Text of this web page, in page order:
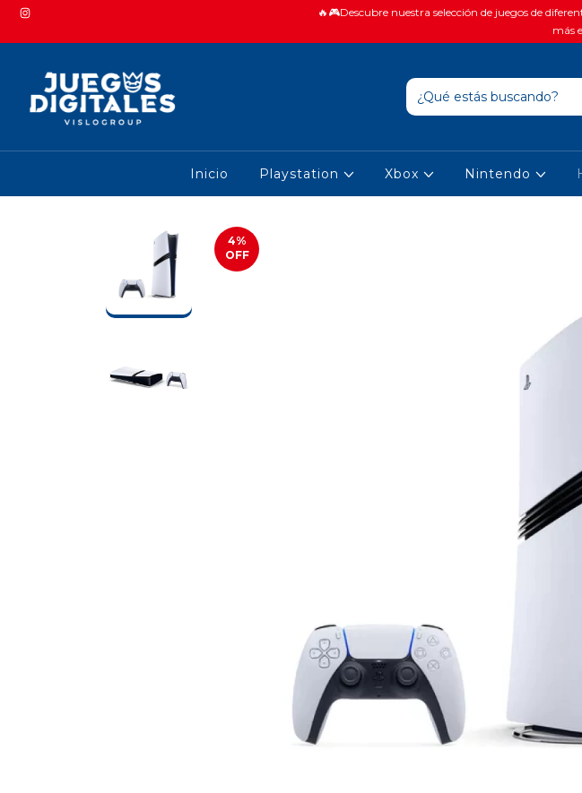
🔥🎮Descubre nuestra selección de juegos de
más
Inicio Playstation Xbox Nintendo
4%
OFF